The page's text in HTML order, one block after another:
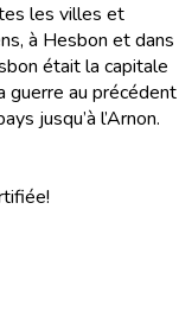
les villes et
à Hesbon et dans
était la capitale
guerre au précédent
jusqu’à l’Arnon.